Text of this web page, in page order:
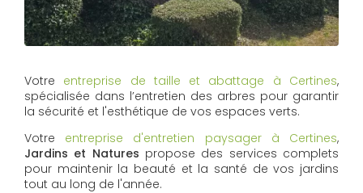
Votre entreprise de taille et abattage à Certines,
spécialisée dans l’entretien des arbres pour garantir
la sécurité et l'esthétique de vos espaces verts.
Votre entreprise d'entretien paysager à Certines,
Jardins et Natures propose des services complets
pour maintenir la beauté et la santé de vos jardins
tout au long de l'année.